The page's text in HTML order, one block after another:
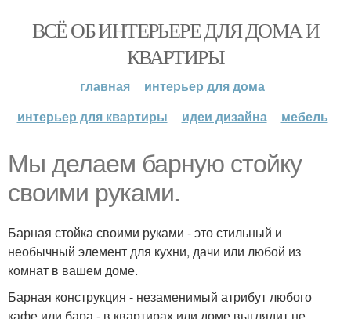
ВСЁ ОБ ИНТЕРЬЕРЕ ДЛЯ ДОМА И
КВАРТИРЫ
главная
интерьер для дома
интерьер для квартиры
идеи дизайна мебель
Мы делаем барную стойку
своими руками.
Барная стойка своими руками - это стильный и
необычный элемент для кухни, дачи или любой из
комнат в вашем доме.
Барная конструкция - незаменимый атрибут любого